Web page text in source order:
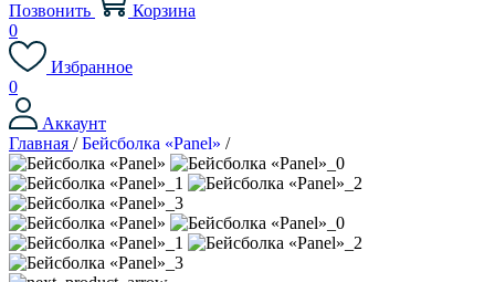
Позвонить
Корзина
0
Избранное
0
Аккаунт
Главная / Бейсболка «Panel» /